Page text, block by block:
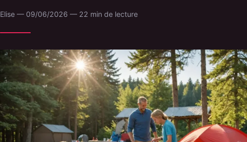
Elise — 09/06/2026 — 22 min de lecture